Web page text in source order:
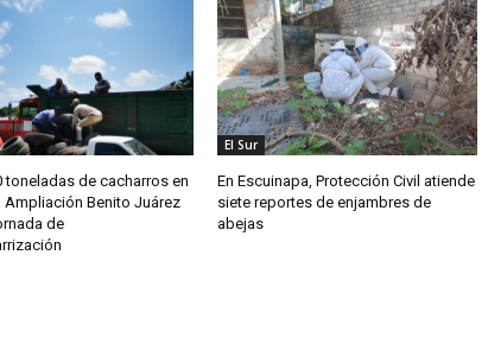
toneladas de cacharros en
Ampliación Benito Juárez
de
El Sur
En Escuinapa, Protección Civil atiende
siete reportes de enjambres de
abejas